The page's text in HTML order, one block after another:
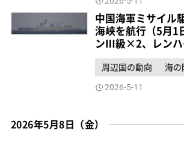
中国海軍ミサイル
海峡を航行（5月1
ンⅢ級×2、レンハ
周辺国の動向 海
2026-5-11
2026年5月8日（金）